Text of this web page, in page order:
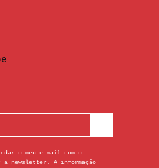
o meu e-mail com o
newsletter. A informação